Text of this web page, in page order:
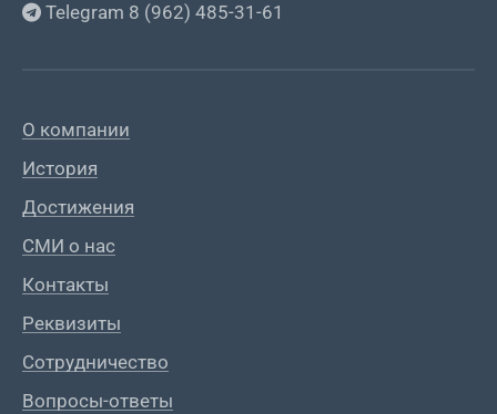
Telegram 8 (962) 485-31-61
О компании
История
Достижения
СМИ о нас
Контакты
Реквизиты
Сотрудничество
Вопросы-ответы